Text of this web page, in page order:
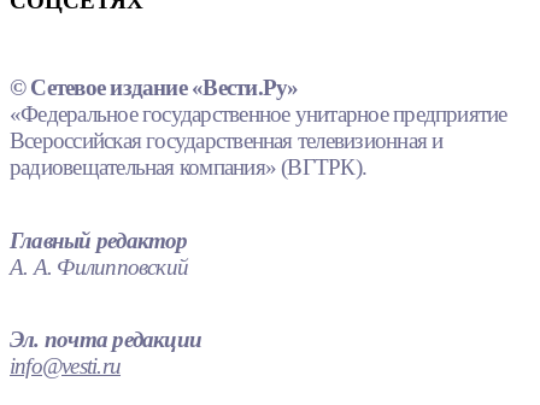
© Сетевое издание «Вести.Ру»
«Федеральное государственное унитарное предприятие
Всероссийская государственная телевизионная и
радиовещательная компания» (ВГТРК).
Главный редактор
А. А. Филипповский
Эл. почта редакции
info@vesti.ru